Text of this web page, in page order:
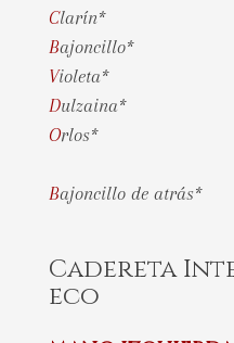
Clarín*
Bajoncillo*
Violeta*
Dulzaina*
Orlos*
Bajoncillo de atrás*
Cadereta
eco